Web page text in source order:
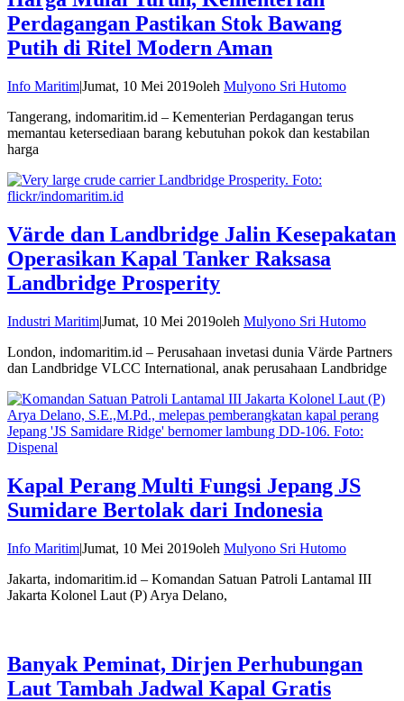
Perdagangan Pastikan Stok Bawang
Putih di Ritel Modern Aman
Info Maritim|Jumat, 10 Mei 2019oleh Mulyono Sri Hutomo
Tangerang, indomaritim.id – Kementerian Perdagangan terus
memantau ketersediaan barang kebutuhan pokok dan kestabilan
harga
Värde dan Landbridge Jalin Kesepakatan
Operasikan Kapal Tanker Raksasa
Landbridge Prosperity
Industri Maritim|Jumat, 10 Mei 2019oleh Mulyono Sri Hutomo
London, indomaritim.id – Perusahaan invetasi dunia Värde Partners
dan Landbridge VLCC International, anak perusahaan Landbridge
Kapal Perang Multi Fungsi Jepang JS
Sumidare Bertolak dari Indonesia
Info Maritim|Jumat, 10 Mei 2019oleh Mulyono Sri Hutomo
Jakarta, indomaritim.id – Komandan Satuan Patroli Lantamal III
Jakarta Kolonel Laut (P) Arya Delano,
Banyak Peminat, Dirjen Perhubungan
Laut Tambah Jadwal Kapal Gratis